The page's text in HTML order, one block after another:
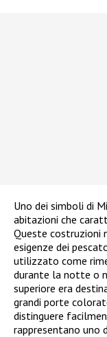
Uno dei simboli di
abitazioni che
Queste costruzioni
esigenze dei
utilizzato come
durante la notte o
superiore era
grandi porte
distinguere
rappresentano uno